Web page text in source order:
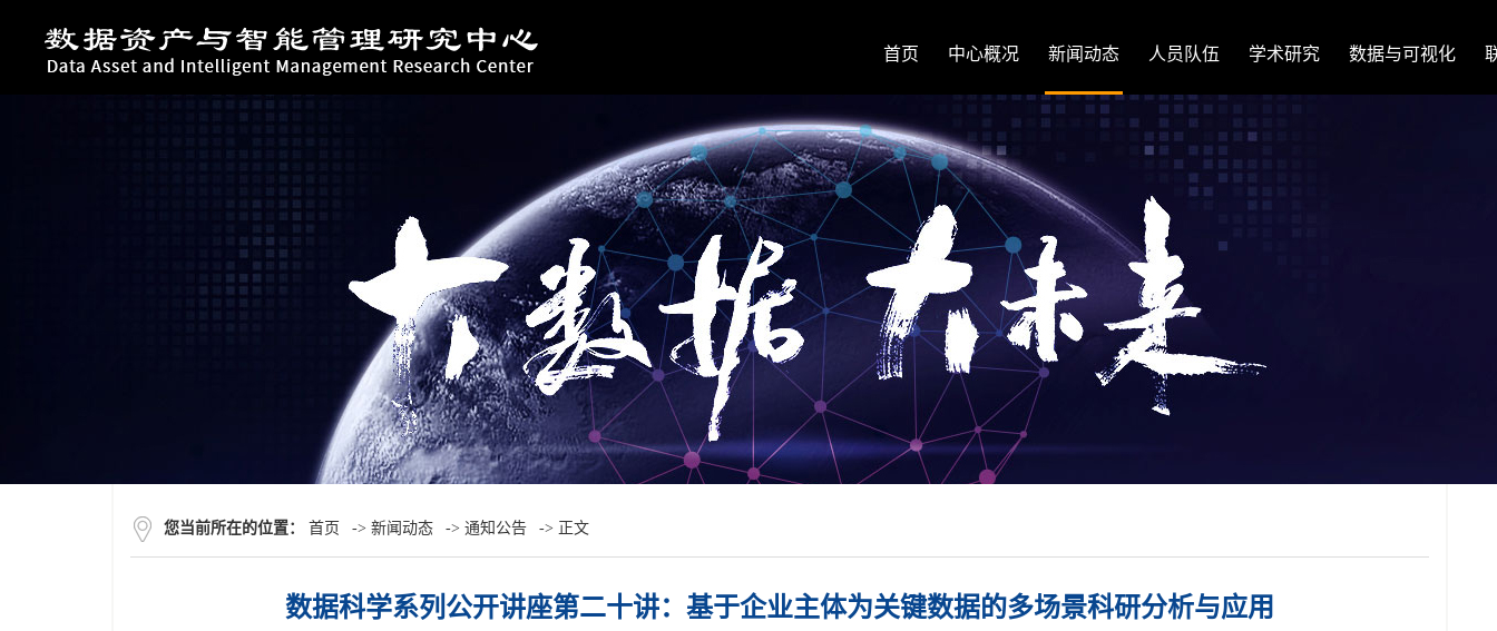
首页 中心概况 新闻动态 人员队伍 学术研究 数据与可视化
您当前所在的位置： 首页 -> 新闻动态 -> 通知公告 -> 正文
数据科学系列公开讲座第二十讲：基于企业主体为关键数据的多场景科研分析与应用